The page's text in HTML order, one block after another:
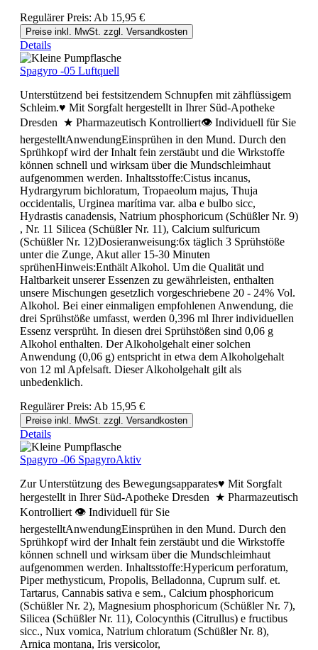
Regulärer Preis: Ab 15,95 €
Preise inkl. MwSt. zzgl. Versandkosten
Details
Spagyro -05 Luftquell
Unterstützend bei festsitzendem Schnupfen mit zähflüssigem
Schleim.♥ Mit Sorgfalt hergestellt in Ihrer Süd-Apotheke
Dresden ★ Pharmazeutisch Kontrolliert👁 Individuell für Sie
hergestelltAnwendungEinsprühen in den Mund. Durch den
Sprühkopf wird der Inhalt fein zerstäubt und die Wirkstoffe
können schnell und wirksam über die Mundschleimhaut
aufgenommen werden. Inhaltsstoffe:Cistus incanus,
Hydrargyrum bichloratum, Tropaeolum majus, Thuja
occidentalis, Urginea marítima var. alba e bulbo sicc,
Hydrastis canadensis, Natrium phosphoricum (Schüßler Nr. 9)
, Nr. 11 Silicea (Schüßler Nr. 11), Calcium sulfuricum
(Schüßler Nr. 12)Dosieranweisung:6x täglich 3 Sprühstöße
unter die Zunge, Akut aller 15-30 Minuten
sprühenHinweis:Enthält Alkohol. Um die Qualität und
Haltbarkeit unserer Essenzen zu gewährleisten, enthalten
unsere Mischungen gesetzlich vorgeschriebene 20 - 24% Vol.
Alkohol. Bei einer einmaligen empfohlenen Anwendung, die
drei Sprühstöße umfasst, werden 0,396 ml Ihrer individuellen
Essenz versprüht. In diesen drei Sprühstößen sind 0,06 g
Alkohol enthalten. Der Alkoholgehalt einer solchen
Anwendung (0,06 g) entspricht in etwa dem Alkoholgehalt
von 12 ml Apfelsaft. Dieser Alkoholgehalt gilt als
unbedenklich.
Regulärer Preis: Ab 15,95 €
Preise inkl. MwSt. zzgl. Versandkosten
Details
Spagyro -06 SpagyroAktiv
Zur Unterstützung des Bewegungsapparates♥ Mit Sorgfalt
hergestellt in Ihrer Süd-Apotheke Dresden ★ Pharmazeutisch
Kontrolliert 👁 Individuell für Sie
hergestelltAnwendungEinsprühen in den Mund. Durch den
Sprühkopf wird der Inhalt fein zerstäubt und die Wirkstoffe
können schnell und wirksam über die Mundschleimhaut
aufgenommen werden. Inhaltsstoffe:Hypericum perforatum,
Piper methysticum, Propolis, Belladonna, Cuprum sulf. et.
Tartarus, Cannabis sativa e sem., Calcium phosphoricum
(Schüßler Nr. 2), Magnesium phosphoricum (Schüßler Nr. 7),
Silicea (Schüßler Nr. 11), Colocynthis (Citrullus) e fructibus
sicc., Nux vomica, Natrium chloratum (Schüßler Nr. 8),
Arnica montana, Iris versicolor,